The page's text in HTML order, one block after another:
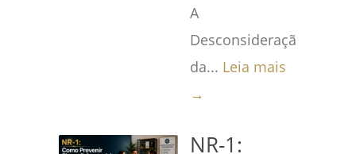
A
Desconsideração
da... Leia mais
→
NR-1: